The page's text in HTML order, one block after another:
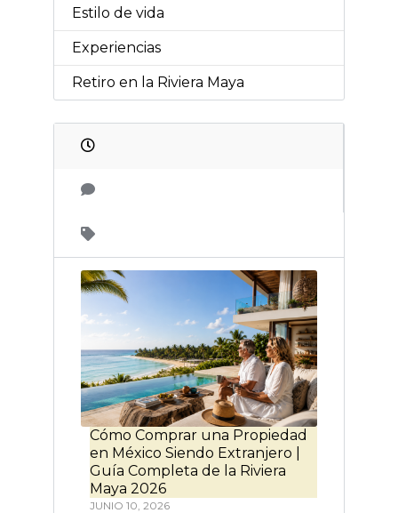
Estilo de vida
Experiencias
Retiro en la Riviera Maya
Cómo Comprar una Propiedad
en México Siendo Extranjero |
Guía Completa de la Riviera
Maya 2026
JUNIO 10, 2026